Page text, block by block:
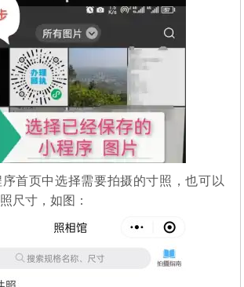
首页中选择需要拍摄的寸照，也可以
尺寸，如图：